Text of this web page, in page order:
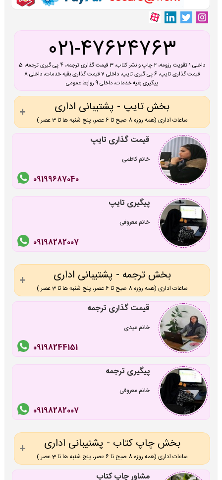
021-47624763
داخلی 1 تقویت رزومه، 2 چاپ و نشر کتاب، 3 قیمت گذاری ترجمه، 4 پی گیری ترجمه، 5
قیمت گذاری تایپ، 6 پی گیری تایپ، داخلی 7 قیمت گذاری بقیه خدمات، داخلی 8
پیگیری بقیه خدمات، داخلی 9 روابط عمومی
بخش تایپ - پشتیبانی اداری
ساعات اداری (همه روزه 8 صبح تا 6 عصر، پنج شنبه ها تا 3 عصر )
قیمت گذاری تایپ
خانم کاظمی
09199687040
پیگیری تایپ
خانم معروفی
09198282007
بخش ترجمه - پشتیبانی اداری
ساعات اداری (همه روزه 8 صبح تا 6 عصر، پنج شنبه ها تا 3 عصر )
قیمت گذاری ترجمه
خانم عیدی
09198244151
پیگیری ترجمه
خانم معروفی
09198282007
بخش چاپ کتاب - پشتیبانی اداری
ساعات اداری (همه روزه 8 صبح تا 6 عصر، پنج شنبه ها تا 3 عصر )
مشاور چاپ کتاب